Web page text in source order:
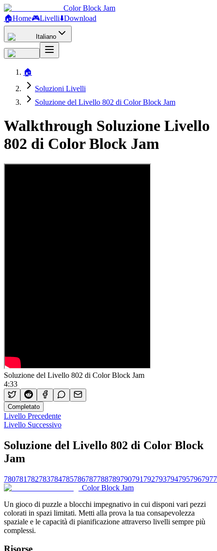
Color Block Jam
🏠Home🎮Livelli⬇️Download
Italiano
🏠
Soluzioni Livelli
Soluzione del Livello 802 di Color Block Jam
Walkthrough Soluzione Livello
802 di Color Block Jam
Soluzione del Livello 802 di Color Block Jam
4:33
Completato
Livello Precedente
Livello Successivo
Soluzione del Livello 802 di Color Block
Jam
780781 782783784785786787788789790791 792793794795796797
Color Block Jam
Un gioco di puzzle a blocchi impegnativo in cui disponi vari pezzi
colorati in spazi limitati. Metti alla prova la tua consapevolezza
spaziale e le capacità di pianificazione attraverso livelli sempre più
complessi.